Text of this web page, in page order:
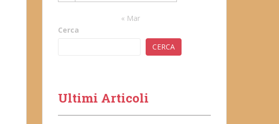
« Mar
Cerca
CERCA
Ultimi Articoli